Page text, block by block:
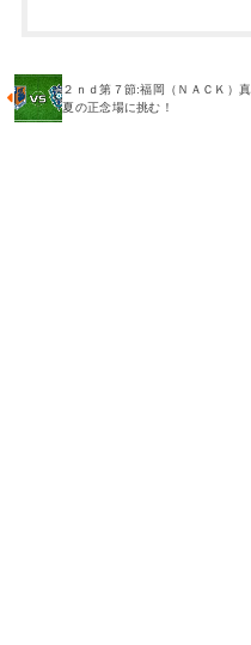
２ｎｄ第７節:福岡（ＮＡＣＫ）真
夏の正念場に挑む！